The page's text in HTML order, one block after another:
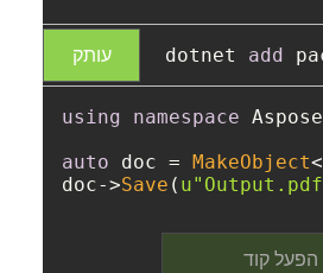
dotnet add עותק
using namespace
auto doc = MakeObject
doc->Save (
הפעל קוד